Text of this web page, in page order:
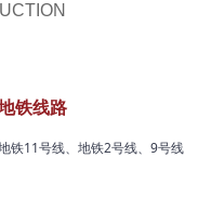
铁线路
铁11号线、地铁2号线、9号线